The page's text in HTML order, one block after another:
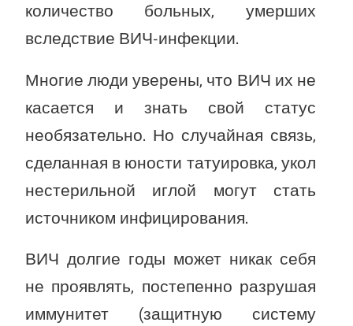
количество больных, умерших
вследствие ВИЧ-инфекции.
Многие люди уверены, что ВИЧ их не
касается и знать свой статус
необязательно. Но случайная связь,
сделанная в юности татуировка, укол
нестерильной иглой могут стать
источником инфицирования.
ВИЧ долгие годы может никак себя
не проявлять, постепенно разрушая
иммунитет (защитную систему